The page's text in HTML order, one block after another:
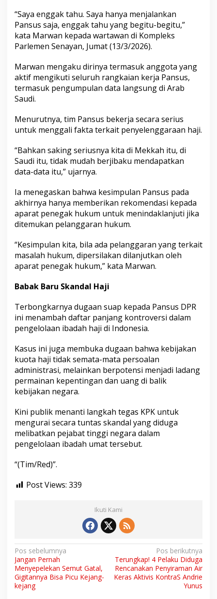
“Saya enggak tahu. Saya hanya menjalankan
Pansus saja, enggak tahu yang begitu-begitu,”
kata Marwan kepada wartawan di Kompleks
Parlemen Senayan, Jumat (13/3/2026).
Marwan mengaku dirinya termasuk anggota yang
aktif mengikuti seluruh rangkaian kerja Pansus,
termasuk pengumpulan data langsung di Arab
Saudi.
Menurutnya, tim Pansus bekerja secara serius
untuk menggali fakta terkait penyelenggaraan haji.
“Bahkan saking seriusnya kita di Mekkah itu, di
Saudi itu, tidak mudah berjibaku mendapatkan
data-data itu,” ujarnya.
Ia menegaskan bahwa kesimpulan Pansus pada
akhirnya hanya memberikan rekomendasi kepada
aparat penegak hukum untuk menindaklanjuti jika
ditemukan pelanggaran hukum.
“Kesimpulan kita, bila ada pelanggaran yang terkait
masalah hukum, dipersilakan dilanjutkan oleh
aparat penegak hukum,” kata Marwan.
Babak Baru Skandal Haji
Terbongkarnya dugaan suap kepada Pansus DPR
ini menambah daftar panjang kontroversi dalam
pengelolaan ibadah haji di Indonesia.
Kasus ini juga membuka dugaan bahwa kebijakan
kuota haji tidak semata-mata persoalan
administrasi, melainkan berpotensi menjadi ladang
permainan kepentingan dan uang di balik
kebijakan negara.
Kini publik menanti langkah tegas KPK untuk
mengurai secara tuntas skandal yang diduga
melibatkan pejabat tinggi negara dalam
pengelolaan ibadah umat tersebut.
“(Tim/Red)”.
Post Views: 339
Ikuti Kami
N
a
v
Pos sebelumnya
Jangan Pernah
Menyepelekan Semut Gatal,
Gigitannya Bisa Picu Kejang-
kejang
Pos berikutnya
Terungkap! 4 Pelaku Diduga
Rencanakan Penyiraman Air
Keras Aktivis KontraS Andrie
Yunus